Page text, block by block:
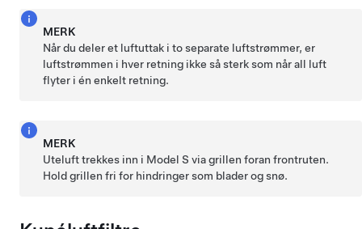
MERK
Når du deler et luftuttak i to separate luftstrømmer, er
luftstrømmen i hver retning ikke så sterk som når all luft
flyter i én enkelt retning.
MERK
Uteluft trekkes inn i Model S via grillen foran frontruten.
Hold grillen fri for hindringer som blader og snø.